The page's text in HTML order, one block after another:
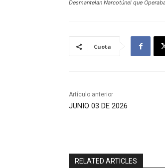
Desmantelan Narcotúnel que
Cuota
Artículo anterior
JUNIO 03 DE 2026
RELATED ARTICLES